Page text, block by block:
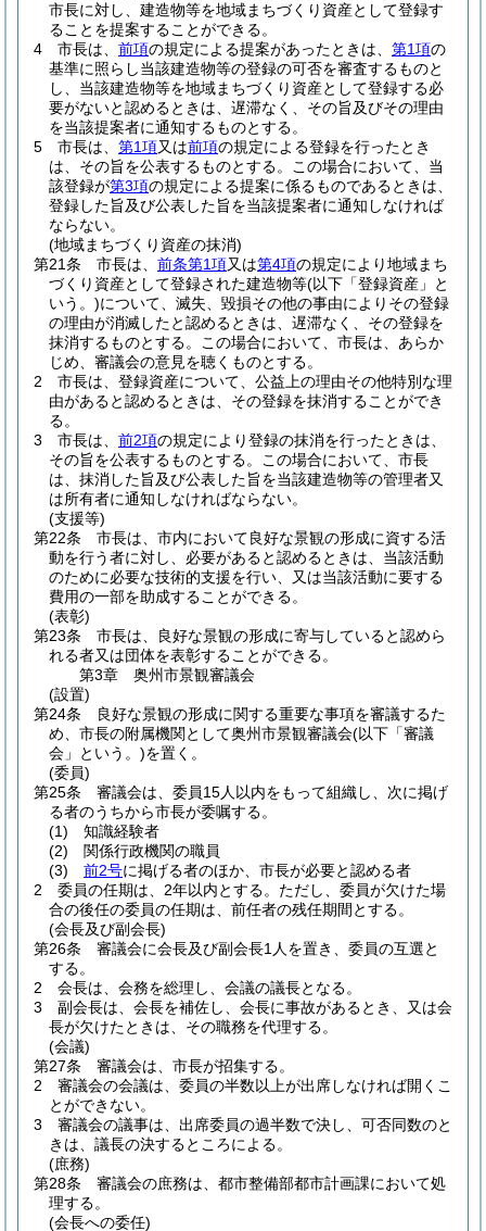
市長に対し、建造物等を地域まちづくり資産として登録す
ることを提案することができる。
4
市長は、 前項の規定による提案があったときは、 第1項の
基準に照らし当該建造物等の登録の可否を審査するものと
し、当該建造物等を地域まちづくり資産として登録する必
要がないと認めるときは、遅滞なく、その旨及びその理由
を当該提案者に通知するものとする。
5
市長は、 第1項又は前項の規定による登録を行ったとき
は、その旨を公表するものとする。
この場合において、当
該登録が第3項の規定による提案に係るものであるときは、
登録した旨及び公表した旨を当該提案者に通知しなければ
ならない。
(地域まちづくり資産の抹消)
第21条
市長は、 前条第1項又は第4項の規定により地域まち
づくり資産として登録された建造物等(以下「登録資産」と
いう。)について、滅失、毀損その他の事由によりその登録
の理由が消滅したと認めるときは、遅滞なく、その登録を
抹消するものとする。
この場合において、市長は、あらか
じめ、審議会の意見を聴くものとする。
2
市長は、登録資産について、公益上の理由その他特別な理
由があると認めるときは、その登録を抹消することができ
る。
3
市長は、 前2項の規定により登録の抹消を行ったときは、
その旨を公表するものとする。
この場合において、市長
は、抹消した旨及び公表した旨を当該建造物等の管理者又
は所有者に通知しなければならない。
(支援等)
第22条
市長は、市内において良好な景観の形成に資する活
動を行う者に対し、必要があると認めるときは、当該活動
のために必要な技術的支援を行い、又は当該活動に要する
費用の一部を助成することができる。
(表彰)
第23条
市長は、良好な景観の形成に寄与していると認めら
れる者又は団体を表彰することができる。
第3章
奥州市景観審議会
(設置)
第24条
良好な景観の形成に関する重要な事項を審議するた
め、市長の附属機関として奥州市景観審議会(以下「審議
会」という。)を置く。
(委員)
第25条
審議会は、委員15人以内をもって組織し、次に掲げ
る者のうちから市長が委嘱する。
(1)
知識経験者
(2)
関係行政機関の職員
(3)
前2号に掲げる者のほか、市長が必要と認める者
2
委員の任期は、2年以内とする。 ただし、委員が欠けた場
合の後任の委員の任期は、前任者の残任期間とする。
(会長及び副会長)
第26条
審議会に会長及び副会長1人を置き、委員の互選と
する。
2
会長は、会務を総理し、会議の議長となる。
3
副会長は、会長を補佐し、会長に事故があるとき、又は会
長が欠けたときは、その職務を代理する。
(会議)
第27条
審議会は、市長が招集する。
2
審議会の会議は、委員の半数以上が出席しなければ開くこ
とができない。
3
審議会の議事は、出席委員の過半数で決し、可否同数のと
きは、議長の決するところによる。
(庶務)
第28条
審議会の庶務は、都市整備部都市計画課において処
理する。
(会長への委任)